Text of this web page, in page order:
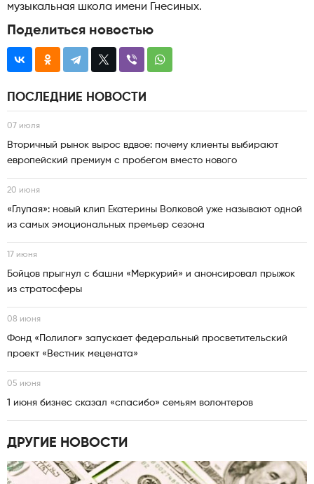
музыкальная школа имени Гнесиных.
Поделиться новостью
ПОСЛЕДНИЕ НОВОСТИ
07 июля
Вторичный рынок вырос вдвое: почему клиенты выбирают
европейский премиум с пробегом вместо нового
20 июня
«Глупая»: новый клип Екатерины Волковой уже называют одной
из самых эмоциональных премьер сезона
17 июня
Бойцов прыгнул с башни «Меркурий» и анонсировал прыжок
из стратосферы
08 июня
Фонд «Полилог» запускает федеральный просветительский
проект «Вестник мецената»
05 июня
1 июня бизнес сказал «спасибо» семьям волонтеров
ДРУГИЕ НОВОСТИ